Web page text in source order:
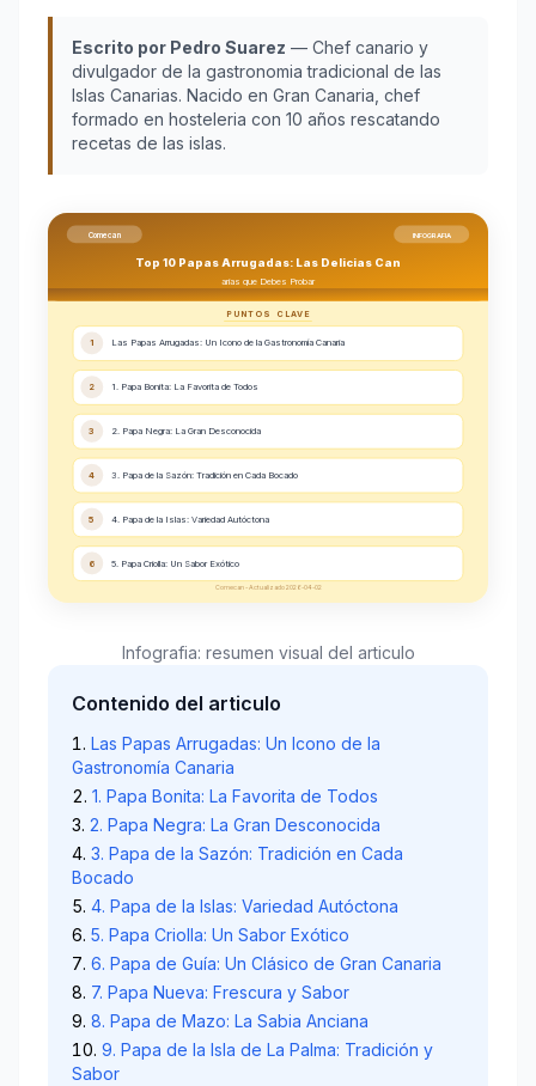
Escrito por Pedro Suarez — Chef canario y
divulgador de la gastronomia tradicional de las
Islas Canarias. Nacido en Gran Canaria, chef
formado en hosteleria con 10 años rescatando
recetas de las islas.
Comecan INFOGRAFIA
Top 10 Papas Arrugadas: Las Delicias Can
arias que Debes Probar
PUNTOS CLAVE
1 Las Papas Arrugadas: Un Icono de la Gastronomía Canaria
2 1. Papa Bonita: La Favorita de Todos
3 2. Papa Negra: La Gran Desconocida
4 3. Papa de la Sazón: Tradición en Cada Bocado
5 4. Papa de la Islas: Variedad Autóctona
6 5. Papa Criolla: Un Sabor Exótico
Comecan - Actualizado 2026-04-02
Infografia: resumen visual del articulo
Contenido del articulo
Las Papas Arrugadas: Un Icono de la
Gastronomía Canaria
1. Papa Bonita: La Favorita de Todos
2. Papa Negra: La Gran Desconocida
3. Papa de la Sazón: Tradición en Cada
Bocado
4. Papa de la Islas: Variedad Autóctona
5. Papa Criolla: Un Sabor Exótico
6. Papa de Guía: Un Clásico de Gran Canaria
7. Papa Nueva: Frescura y Sabor
8. Papa de Mazo: La Sabia Anciana
9. Papa de la Isla de La Palma: Tradición y
Sabor